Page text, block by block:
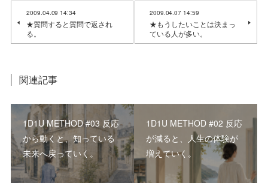
2009.04.09 14:34
★質問すると質問で返され
る。
2009.04.07 14:59
★もうしたいことは決まっ
ている人が多い。
関連記事
1D1U METHOD #03 反応
から動くと、知っている
未来へ戻っていく。
1D1U METHOD #02 反応
が減ると、人生の体験が
増えていく。